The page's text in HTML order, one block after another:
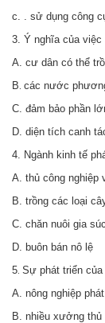
c. . sử dụng công
3. Ý nghĩa của
A. cư dân có thể
B các nước
C. đảm bảo phần
D. diện tích canh
4. Ngành kinh tế
A. thủ công nghiệp
B. trồng các loại
C. chăn nuôi gia
D. buôn bán nô lệ
5 Sự phát triển
A. nông nghiệp
B. nhiều xưởng